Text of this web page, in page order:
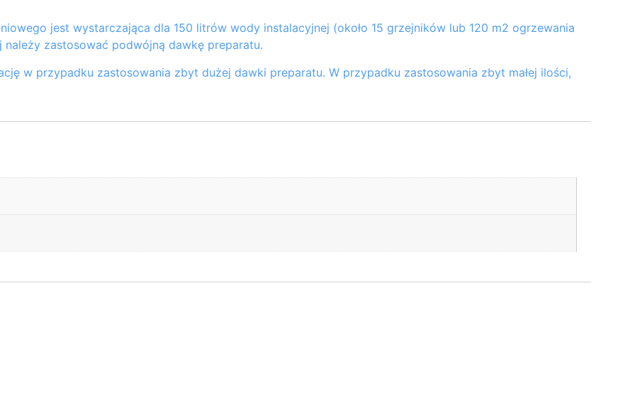
jest wystarczająca dla 150 litrów wody instalacyjnej (około 15 grzejników lub 120 m2 ogrzewania
zastosować podwójną dawkę preparatu.
w przypadku zastosowania zbyt dużej dawki preparatu. W przypadku zastosowania zbyt małej ilości,